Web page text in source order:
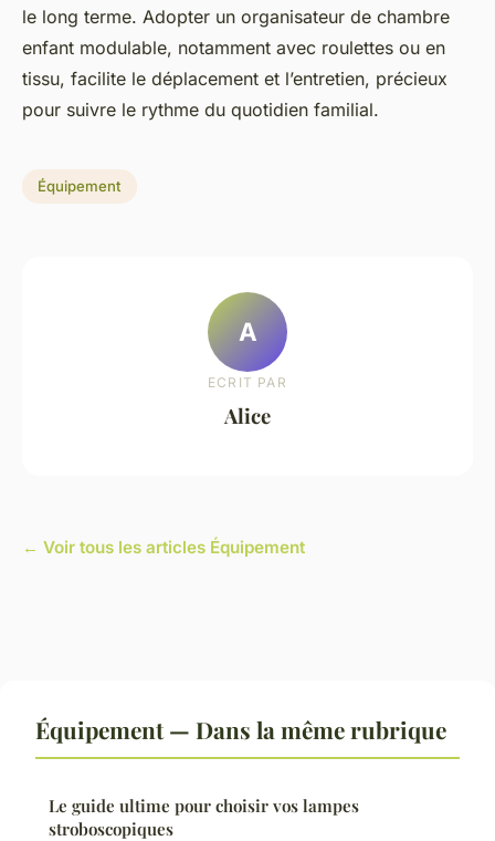
le long terme. Adopter un organisateur de chambre
enfant modulable, notamment avec roulettes ou en
tissu, facilite le déplacement et l’entretien, précieux
pour suivre le rythme du quotidien familial.
Équipement
A
ECRIT PAR
Alice
← Voir tous les articles Équipement
Équipement — Dans la même rubrique
Le guide ultime pour choisir vos lampes
stroboscopiques